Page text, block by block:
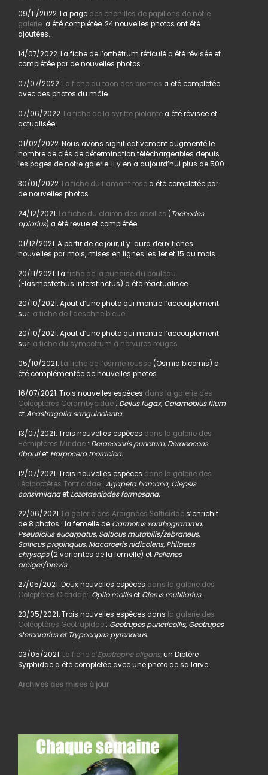
09/11/2022. La page des chenilles de papillons de notre
galerie a été complétée. 24 nouvelles photos ont été
ajoutées.
14/07/2022. La fiche de l’orthétrum réticulé a été révisée et
complétée par de nouvelles photos.
07/07/2022. La fiche du taon des bromes a été complétée
avec des photos du mâle.
07/06/2022. La fiche de la syritte piolantea été révisée et
actualisée.
01/02/2022. Nous avons significativement augmenté le
nombre de clés de détermination téléchargeables depuis
les pages de notre galerie. Il y en a aujourd’hui plus de 500.
30/01/2022. La fiche du flamant rosea été complétée par
de nouvelles photos.
24/12/2021. La fiche du clairon des abeilles ( Trichodes
apiarius) a été revue et complétée.
01/12/2021. A partir de ce jour, il y aura deux fiches
nouvelles par mois, mises en lignes les 1er et 15 du mois.
20/11/2021. La fiche de la punaise du bouleau
(Elasmostethus interstinctus) a été réactualisée.
20/10/2021. Ajout d’une photo qui montre l’accouplement
sur la fiche de l’aeschne bleue.
20/10/2021. Ajout d’une photo qui montre l’accouplement
sur la fiche du sympetrum à nervures rouges.
05/10/2021. La fiche de l’osmie rousse(Osmia bicornis) a
été complémentée de nouvelles photos.
16/07/2021. Trois nouvelles espèces dans la galerie des
Coléoptères Cerambycidae: Deilus fugax, Calamobius filum
etAnastragalia sanguinolenta.
13/07/2021. Trois nouvelles espèces dans la galerie des
Hémiptères Miridae: Deraeocoris punctum, Deraeocoris
ribautiet Harpocera thoracica.
12/07/2021. Trois nouvelles espèces dans la galerie des
Lépidoptères Tortricidae: Agapeta hamana, Clepsis
consimilanaet Lozotaeniodes formosana.
22/06/2021. La galerie des Araignées Salticidaes’enrichit
de 8 photos : la femelle de Carrhotus xanthogramma,
Pseudicius eucarpatus, Salticus mutabilis/zebraneus,
Salticus propinquus, Macaroeris nidicolens, Philaeus
chrysops(2 variantes de la femelle) et Pellenes
arciger/brevis.
27/05/2021. Deux nouvelles espèces dans la galerie des
Coléptères Cleridae: Opilo molliset Clerus mutillarius.
23/05/2021. Trois nouvelles espèces dans la galerie des
Coléoptères Geotrupidae: Geotrupes puncticollis, Geotrupes
stercorarius et Trypocopris pyrenaeus.
03/05/2021. La fiche d’Epistrophe eligans,un Diptère
Syrphidae a été complétée avec une photo de sa larve.
Archives des mises à jour